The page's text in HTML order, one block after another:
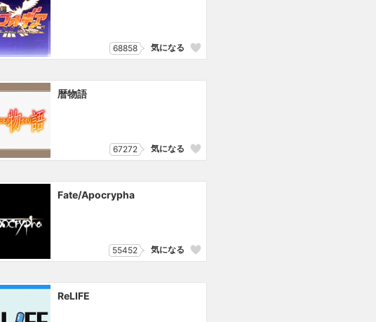
68858 気になる
暦物語
67272 気になる
Fate/Apocrypha
55452 気になる
ReLIFE